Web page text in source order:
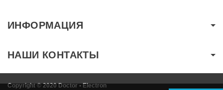
ИНФОРМАЦИЯ
НАШИ КОНТАКТЫ
Copyright © 2020 Doctor • Electron